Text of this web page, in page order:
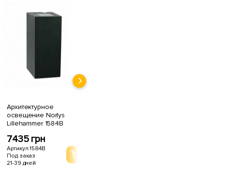
Архитектурное
освещение Norlys
Lillehammer 1584B
7435 грн
Артикул 1584B
Под заказ
21-39 дней